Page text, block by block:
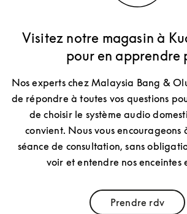
Visitez notre magasin à
pour en apprendre
Nos experts chez Malaysia Bang &
de répondre à toutes vos questions
de choisir le système audio
convient. Nous vous encourageons
séance de consultation, sans
voir et entendre nos enceintes
Prendre rdv
Link